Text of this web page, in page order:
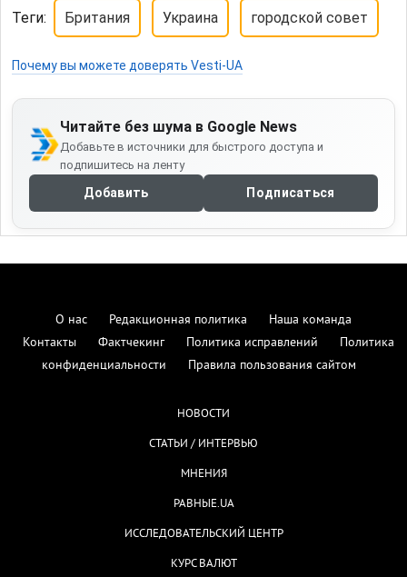
Теги: Британия Украина городской совет
Почему вы можете доверять Vesti-UA
Читайте без шума в Google News
Добавьте в источники для быстрого доступа и
подпишитесь на ленту
Добавить Подписаться
О нас Редакционная политика
Наша команда
Контакты
Фактчекинг Политика исправлений
Политика
конфиденциальности
Правила пользования сайтом
НОВОСТИ
СТАТЬИ / ИНТЕРВЬЮ
МНЕНИЯ
РАВНЫЕ.UA
ИССЛЕДОВАТЕЛЬСКИЙ ЦЕНТР
КУРС ВАЛЮТ